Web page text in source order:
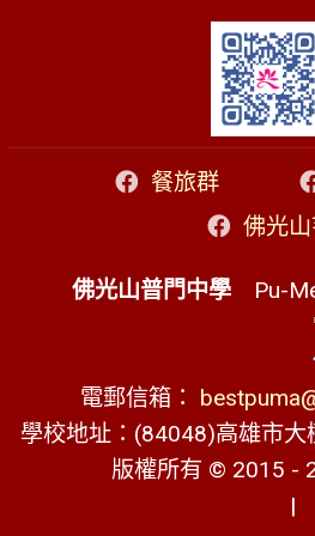
餐旅群
佛光
佛光山普門中學 Pu-
電郵信箱：
學校地址：(84048)高雄市
版權所有 © 2015 -
|